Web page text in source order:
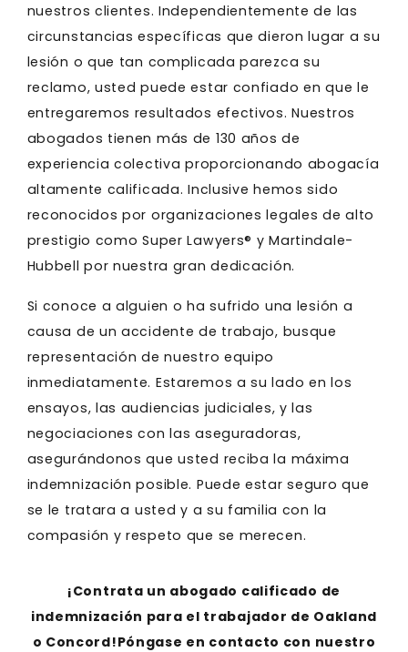
nuestros clientes. Independientemente de las
circunstancias específicas que dieron lugar a su
lesión o que tan complicada parezca su
reclamo, usted puede estar confiado en que le
entregaremos resultados efectivos. Nuestros
abogados tienen más de 130 años de
experiencia colectiva proporcionando abogacía
altamente calificada. Inclusive hemos sido
reconocidos por organizaciones legales de alto
prestigio como Super Lawyers® y Martindale-
Hubbell por nuestra gran dedicación.
Si conoce a alguien o ha sufrido una lesión a
causa de un accidente de trabajo, busque
representación de nuestro equipo
inmediatamente. Estaremos a su lado en los
ensayos, las audiencias judiciales, y las
negociaciones con las aseguradoras,
asegurándonos que usted reciba la máxima
indemnización posible. Puede estar seguro que
se le tratara a usted y a su familia con la
compasión y respeto que se merecen.
¡Contrata un abogado calificado de
indemnización para el trabajador de Oakland
o Concord!Póngase en contacto con nuestro